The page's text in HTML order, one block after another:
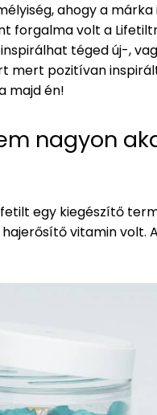
ahogy a márka
forgalma volt a
téged új-,
mert pozitívan
majd én!
nagyon
egy kiegészítő
vitamin volt.